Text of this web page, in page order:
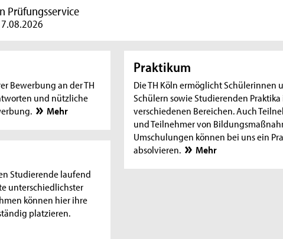
Prüfungsservice
Bewerbung an der TH
und nützliche
Mehr
Praktikum
Die TH Köln ermöglicht Schülerinnen
Schülern sowie Studierenden Praktika
verschiedenen Bereichen. Auch
und Teilnehmer von
Umschulungen können bei uns ein
absolvieren.
Mehr
Studierende laufend
unterschiedlichster
können hier ihre
platzieren.